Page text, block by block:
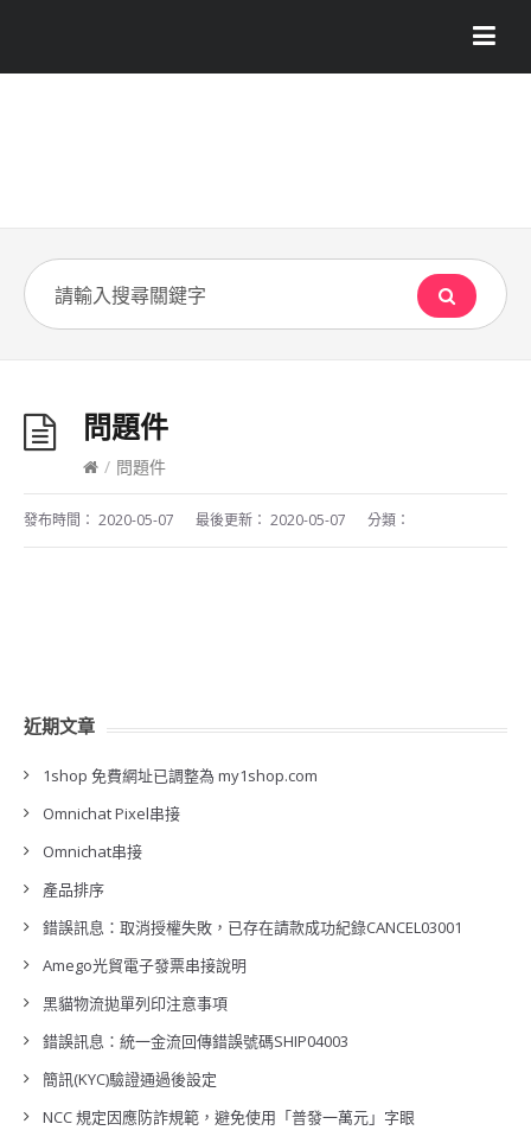
問題件
/ 問題件
發布時間： 2020-05-07 最後更新： 2020-05-07 分類：
近期文章
1shop 免費網址已調整為 my1shop.com
Omnichat Pixel串接
Omnichat串接
產品排序
錯誤訊息：取消授權失敗，已存在請款成功紀錄CANCEL03001
Amego光貿電子發票串接說明
黑貓物流拋單列印注意事項
錯誤訊息：統一金流回傳錯誤號碼SHIP04003
簡訊(KYC)驗證通過後設定
NCC 規定因應防詐規範，避免使用「普發一萬元」字眼